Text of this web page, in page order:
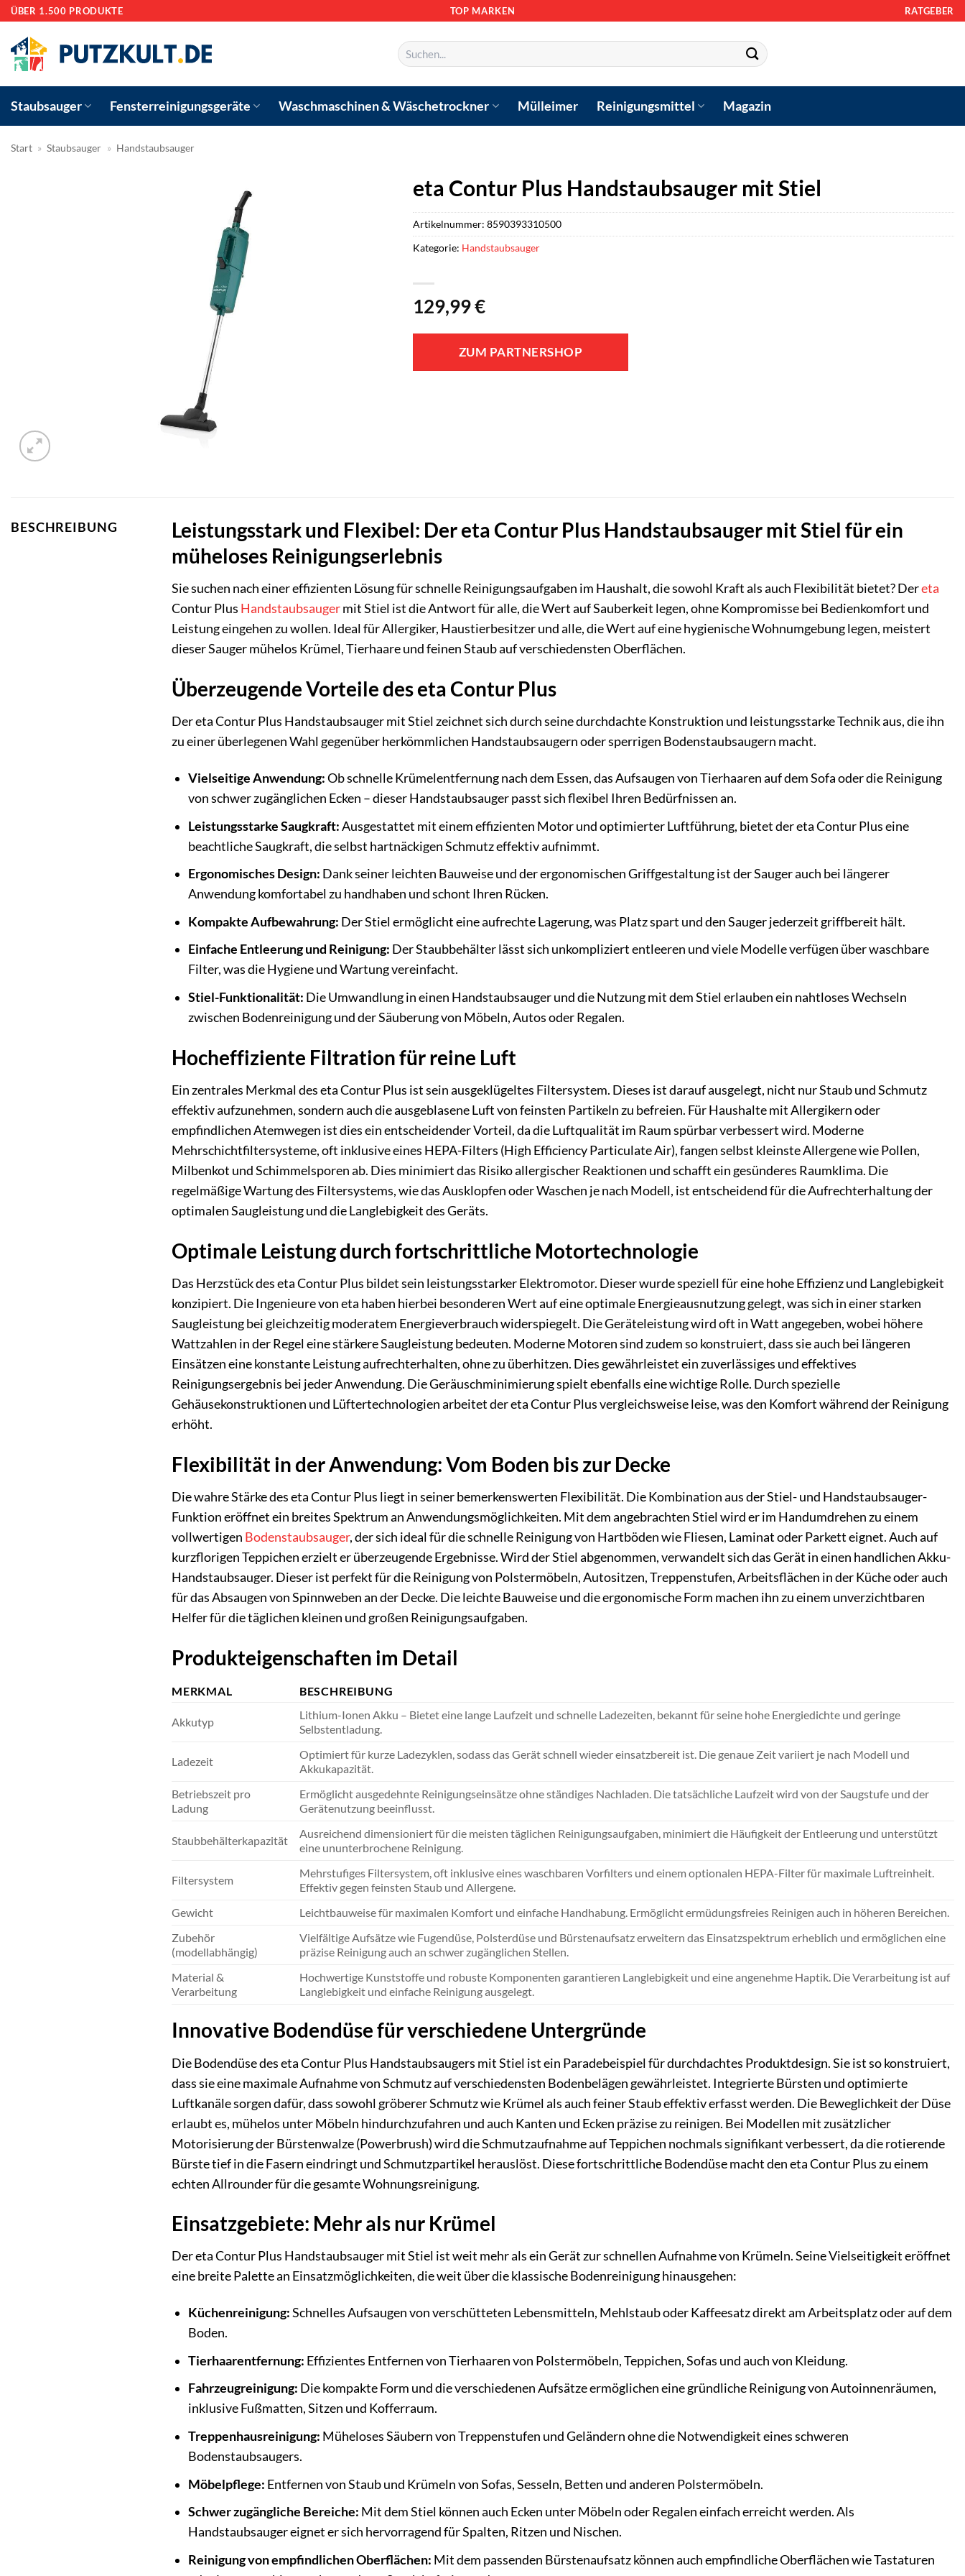
Zum
springen
ÜBER 1.500 PRODUKTE TOP MARKEN RATGEBER
Suchen
nach:
Staubsauger Fensterreinigungsgeräte Waschmaschinen & Wäschetrockner Mülleimer Reinigungsmittel Magazin
Start » Staubsauger » Handstaubsauger
eta Contur Plus Handstaubsauger mit Stiel
129,99€
ZUM PARTNERSHOP
Artikelnummer: 8590393310500
Kategorie: Handstaubsauger
BESCHREIBUNG
Leistungsstark und Flexibel: Der eta Contur Plus Handstaubsauger mit Stiel für ein
müheloses Reinigungserlebnis
Sie suchen nach einer effizienten Lösung für schnelle Reinigungsaufgaben im Haushalt, die sowohl Kraft als auch Flexibilität bietet? Dereta
Contur Plus Handstaubsaugermit Stiel ist die Antwort für alle, die Wert auf Sauberkeit legen, ohne Kompromisse bei Bedienkomfort und
Leistung eingehen zu wollen. Ideal für Allergiker, Haustierbesitzer und alle, die Wert auf eine hygienische Wohnumgebung legen, meistert
dieser Sauger mühelos Krümel, Tierhaare und feinen Staub auf verschiedensten Oberflächen.
Überzeugende Vorteile des eta Contur Plus
Der eta Contur Plus Handstaubsauger mit Stiel zeichnet sich durch seine durchdachte Konstruktion und leistungsstarke Technik aus, die ihn
zu einer überlegenen Wahl gegenüber herkömmlichen Handstaubsaugern oder sperrigen Bodenstaubsaugern macht.
Vielseitige Anwendung:Ob schnelle Krümelentfernung nach dem Essen, das Aufsaugen von Tierhaaren auf dem Sofa oder die Reinigung
von schwer zugänglichen Ecken – dieser Handstaubsauger passt sich flexibel Ihren Bedürfnissen an.
Leistungsstarke Saugkraft:Ausgestattet mit einem effizienten Motor und optimierter Luftführung, bietet der eta Contur Plus eine
beachtliche Saugkraft, die selbst hartnäckigen Schmutz effektiv aufnimmt.
Ergonomisches Design: Dank seiner leichten Bauweise und der ergonomischen Griffgestaltung ist der Sauger auch bei längerer
Anwendung komfortabel zu handhaben und schont Ihren Rücken.
Kompakte Aufbewahrung: Der Stiel ermöglicht eine aufrechte Lagerung, was Platz spart und den Sauger jederzeit griffbereit hält.
Einfache Entleerung und Reinigung: Der Staubbehälter lässt sich unkompliziert entleeren und viele Modelle verfügen über waschbare
Filter, was die Hygiene und Wartung vereinfacht.
Stiel-Funktionalität: Die Umwandlung in einen Handstaubsauger und die Nutzung mit dem Stiel erlauben ein nahtloses Wechseln
zwischen Bodenreinigung und der Säuberung von Möbeln, Autos oder Regalen.
Hocheffiziente Filtration für reine Luft
Ein zentrales Merkmal des eta Contur Plus ist sein ausgeklügeltes Filtersystem. Dieses ist darauf ausgelegt, nicht nur Staub und Schmutz
effektiv aufzunehmen, sondern auch die ausgeblasene Luft von feinsten Partikeln zu befreien. Für Haushalte mit Allergikern oder
empfindlichen Atemwegen ist dies ein entscheidender Vorteil, da die Luftqualität im Raum spürbar verbessert wird. Moderne
Mehrschichtfiltersysteme, oft inklusive eines HEPA-Filters (High Efficiency Particulate Air), fangen selbst kleinste Allergene wie Pollen,
Milbenkot und Schimmelsporen ab. Dies minimiert das Risiko allergischer Reaktionen und schafft ein gesünderes Raumklima. Die
regelmäßige Wartung des Filtersystems, wie das Ausklopfen oder Waschen je nach Modell, ist entscheidend für die Aufrechterhaltung der
optimalen Saugleistung und die Langlebigkeit des Geräts.
Optimale Leistung durch fortschrittliche Motortechnologie
Das Herzstück des eta Contur Plus bildet sein leistungsstarker Elektromotor. Dieser wurde speziell für eine hohe Effizienz und Langlebigkeit
konzipiert. Die Ingenieure von eta haben hierbei besonderen Wert auf eine optimale Energieausnutzung gelegt, was sich in einer starken
Saugleistung bei gleichzeitig moderatem Energieverbrauch widerspiegelt. Die Geräteleistung wird oft in Watt angegeben, wobei höhere
Wattzahlen in der Regel eine stärkere Saugleistung bedeuten. Moderne Motoren sind zudem so konstruiert, dass sie auch bei längeren
Einsätzen eine konstante Leistung aufrechterhalten, ohne zu überhitzen. Dies gewährleistet ein zuverlässiges und effektives
Reinigungsergebnis bei jeder Anwendung. Die Geräuschminimierung spielt ebenfalls eine wichtige Rolle. Durch spezielle
Gehäusekonstruktionen und Lüftertechnologien arbeitet der eta Contur Plus vergleichsweise leise, was den Komfort während der Reinigung
erhöht.
Flexibilität in der Anwendung: Vom Boden bis zur Decke
Die wahre Stärke des eta Contur Plus liegt in seiner bemerkenswerten Flexibilität. Die Kombination aus der Stiel- und Handstaubsauger-
Funktion eröffnet ein breites Spektrum an Anwendungsmöglichkeiten. Mit dem angebrachten Stiel wird er im Handumdrehen zu einem
vollwertigen Bodenstaubsauger, der sich ideal für die schnelle Reinigung von Hartböden wie Fliesen, Laminat oder Parkett eignet. Auch auf
kurzflorigen Teppichen erzielt er überzeugende Ergebnisse. Wird der Stiel abgenommen, verwandelt sich das Gerät in einen handlichen Akku-
Handstaubsauger. Dieser ist perfekt für die Reinigung von Polstermöbeln, Autositzen, Treppenstufen, Arbeitsflächen in der Küche oder auch
für das Absaugen von Spinnweben an der Decke. Die leichte Bauweise und die ergonomische Form machen ihn zu einem unverzichtbaren
Helfer für die täglichen kleinen und großen Reinigungsaufgaben.
Produkteigenschaften im Detail
MERKMAL BESCHREIBUNG
Akkutyp
Lithium-Ionen Akku – Bietet eine lange Laufzeit und schnelle Ladezeiten, bekannt für seine hohe Energiedichte und geringe
Selbstentladung.
Ladezeit
Optimiert für kurze Ladezyklen, sodass das Gerät schnell wieder einsatzbereit ist. Die genaue Zeit variiert je nach Modell und
Akkukapazität.
Betriebszeit pro
Ladung
Ermöglicht ausgedehnte Reinigungseinsätze ohne ständiges Nachladen. Die tatsächliche Laufzeit wird von der Saugstufe und der
Gerätenutzung beeinflusst.
Staubbehälterkapazität
Ausreichend dimensioniert für die meisten täglichen Reinigungsaufgaben, minimiert die Häufigkeit der Entleerung und unterstützt
eine ununterbrochene Reinigung.
Filtersystem
Mehrstufiges Filtersystem, oft inklusive eines waschbaren Vorfilters und einem optionalen HEPA-Filter für maximale Luftreinheit.
Effektiv gegen feinsten Staub und Allergene.
Gewicht
Leichtbauweise für maximalen Komfort und einfache Handhabung. Ermöglicht ermüdungsfreies Reinigen auch in höheren Bereichen.
Zubehör
(modellabhängig)
Vielfältige Aufsätze wie Fugendüse, Polsterdüse und Bürstenaufsatz erweitern das Einsatzspektrum erheblich und ermöglichen eine
präzise Reinigung auch an schwer zugänglichen Stellen.
Material &
Verarbeitung
Hochwertige Kunststoffe und robuste Komponenten garantieren Langlebigkeit und eine angenehme Haptik. Die Verarbeitung ist auf
Langlebigkeit und einfache Reinigung ausgelegt.
Innovative Bodendüse für verschiedene Untergründe
Die Bodendüse des eta Contur Plus Handstaubsaugers mit Stiel ist ein Paradebeispiel für durchdachtes Produktdesign. Sie ist so konstruiert,
dass sie eine maximale Aufnahme von Schmutz auf verschiedensten Bodenbelägen gewährleistet. Integrierte Bürsten und optimierte
Luftkanäle sorgen dafür, dass sowohl gröberer Schmutz wie Krümel als auch feiner Staub effektiv erfasst werden. Die Beweglichkeit der Düse
erlaubt es, mühelos unter Möbeln hindurchzufahren und auch Kanten und Ecken präzise zu reinigen. Bei Modellen mit zusätzlicher
Motorisierung der Bürstenwalze (Powerbrush) wird die Schmutzaufnahme auf Teppichen nochmals signifikant verbessert, da die rotierende
Bürste tief in die Fasern eindringt und Schmutzpartikel herauslöst. Diese fortschrittliche Bodendüse macht den eta Contur Plus zu einem
echten Allrounder für die gesamte Wohnungsreinigung.
Einsatzgebiete: Mehr als nur Krümel
Der eta Contur Plus Handstaubsauger mit Stiel ist weit mehr als ein Gerät zur schnellen Aufnahme von Krümeln. Seine Vielseitigkeit eröffnet
eine breite Palette an Einsatzmöglichkeiten, die weit über die klassische Bodenreinigung hinausgehen:
Küchenreinigung:Schnelles Aufsaugen von verschütteten Lebensmitteln, Mehlstaub oder Kaffeesatz direkt am Arbeitsplatz oder auf dem
Boden.
Tierhaarentfernung: Effizientes Entfernen von Tierhaaren von Polstermöbeln, Teppichen, Sofas und auch von Kleidung.
Fahrzeugreinigung: Die kompakte Form und die verschiedenen Aufsätze ermöglichen eine gründliche Reinigung von Autoinnenräumen,
inklusive Fußmatten, Sitzen und Kofferraum.
Treppenhausreinigung: Müheloses Säubern von Treppenstufen und Geländern ohne die Notwendigkeit eines schweren
Bodenstaubsaugers.
Möbelpflege: Entfernen von Staub und Krümeln von Sofas, Sesseln, Betten und anderen Polstermöbeln.
Schwer zugängliche Bereiche: Mit dem Stiel können auch Ecken unter Möbeln oder Regalen einfach erreicht werden. Als
Handstaubsauger eignet er sich hervorragend für Spalten, Ritzen und Nischen.
Reinigung von empfindlichen Oberflächen: Mit dem passenden Bürstenaufsatz können auch empfindliche Oberflächen wie Tastaturen